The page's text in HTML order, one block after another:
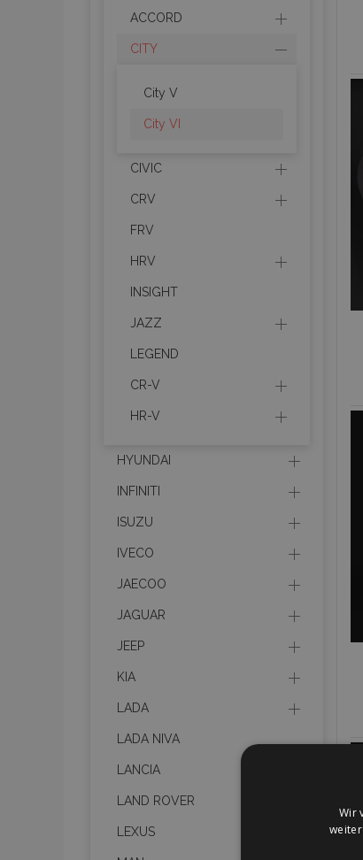
ACCORD
CITY
City V
City VI
CIVIC
CRV
FRV
HRV
INSIGHT
JAZZ
LEGEND
CR-V
HR-V
HYUNDAI
INFINITI
ISUZU
IVECO
JAECOO
JAGUAR
JEEP
KIA
LADA
LADA NIVA
LANCIA
LAND ROVER
LEXUS
Wir